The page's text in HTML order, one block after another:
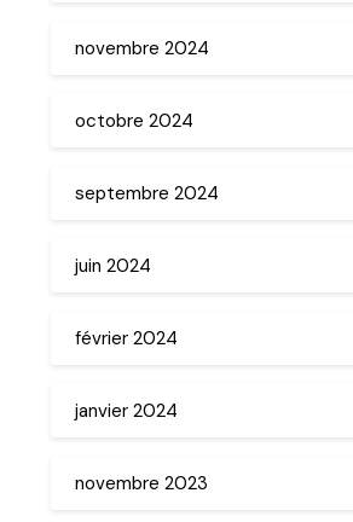
novembre 2024
octobre 2024
septembre 2024
juin 2024
février 2024
janvier 2024
novembre 2023